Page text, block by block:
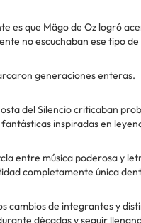
es que Mägo de Oz logró
no escuchaban ese tipo de
generaciones enteras.
del Silencio criticaban
inspiradas en
entre música poderosa y
completamente única
cambios de integrantes y
décadas y seguir